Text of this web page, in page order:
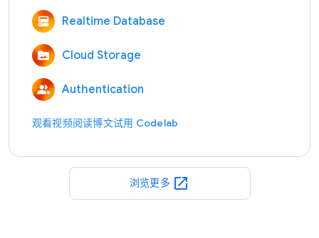
Realtime Database
Cloud Storage
Authentication
观看视频阅读博文试用 Codelab
浏览更多 open_in_new